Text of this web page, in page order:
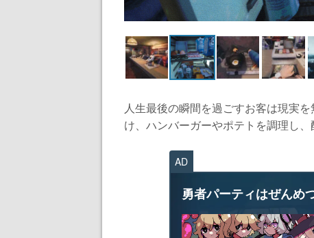
人生最後の瞬間を過ごすお客は現実
け、ハンバーガーやポテトを調理し
AD
勇者パーティはぜんめ